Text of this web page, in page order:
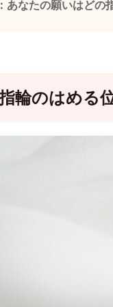
あなたの願いはどの
輪のはめる